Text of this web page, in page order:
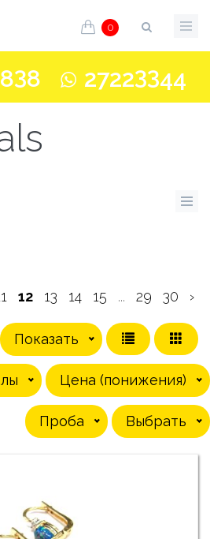
0
38 27223344
12 13 14 15 ... 29 30 ›
Показать
Цена (понижения)
Выбрать
Проба